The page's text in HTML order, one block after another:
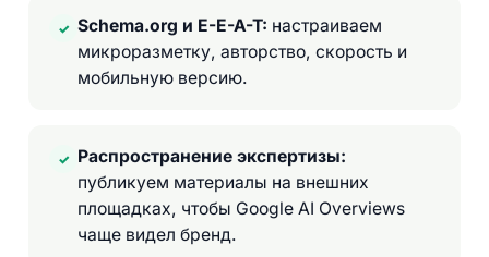
✓ Schema.org и E-E-A-T: настраиваем
микроразметку, авторство, скорость и
мобильную версию.
✓ Распространение экспертизы:
публикуем материалы на внешних
площадках, чтобы Google AI Overviews
чаще видел бренд.